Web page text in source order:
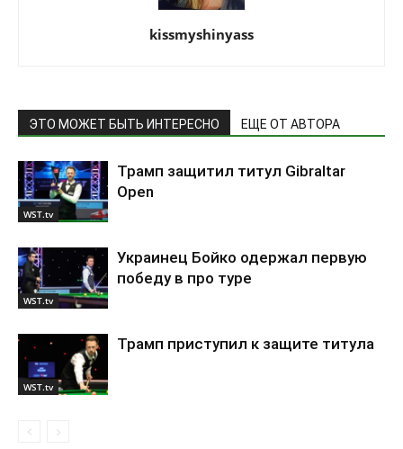
kissmyshinyass
ЭТО МОЖЕТ БЫТЬ ИНТЕРЕСНО ЕЩЕ ОТ АВТОРА
WST.tv
Трамп защитил титул Gibraltar
Open
WST.tv
Украинец Бойко одержал первую
победу в про туре
WST.tv
Трамп приступил к защите титула